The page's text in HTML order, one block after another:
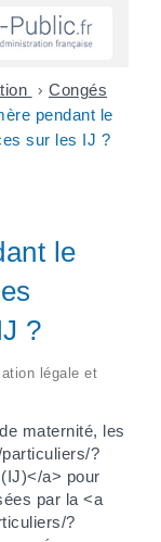
> Congés
pendant le
sur les IJ ?
le
?
légale et
maternité, les
?
a> pour
par la <a
?